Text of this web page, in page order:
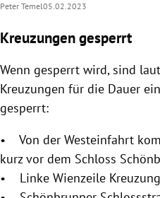
Peter Temel05.02.2023
Kreuzungen gesperrt
Wenn gesperrt wird, sind
Kreuzungen für die Dauer
gesperrt:
• Von der Westeinfahrt
kurz vor dem Schloss
• Linke Wienzeile